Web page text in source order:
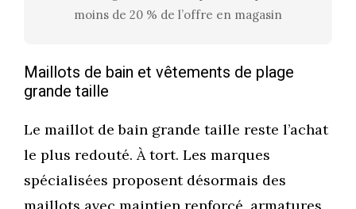
moins de 20 % de l’offre en magasin
Maillots de bain et vêtements de plage
grande taille
Le maillot de bain grande taille reste l’achat
le plus redouté. À tort. Les marques
spécialisées proposent désormais des